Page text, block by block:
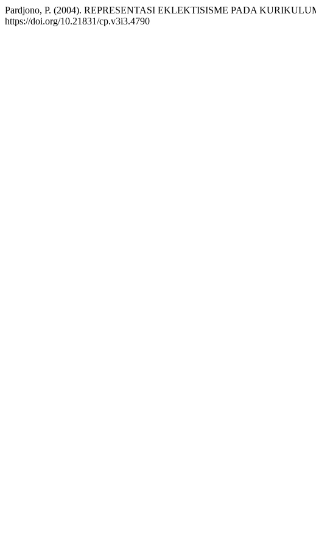
Pardjono, P. (2004). REPRESENTASI EKLEKTISISME PADA
https://doi.org/10.21831/cp.v3i3.4790